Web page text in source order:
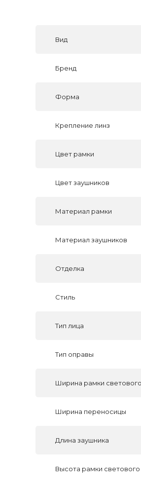
Вид
Бренд
Форма
Крепление линз
Цвет рамки
Цвет заушников
Материал рамки
Материал заушников
Отделка
Стиль
Тип лица
Тип оправы
Ширина рамки
Ширина переносицы
Длина заушника
Высота рамки